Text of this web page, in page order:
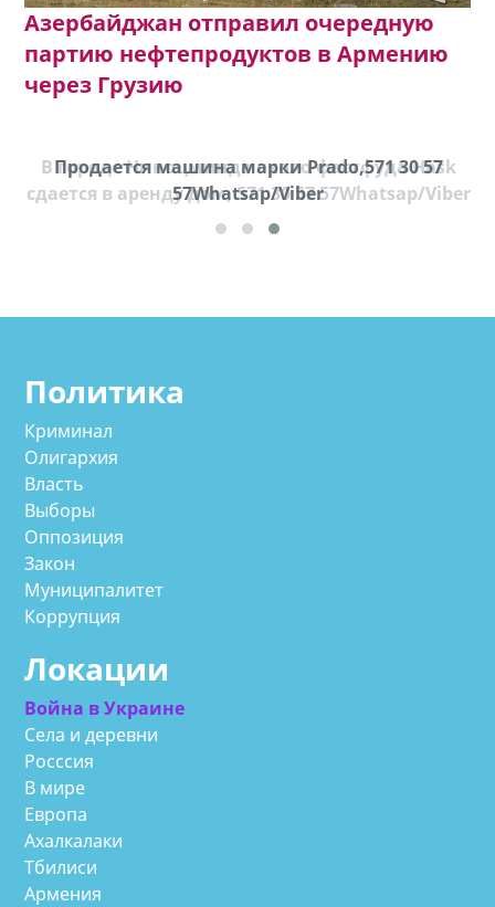
Азербайджан отправил очередную
партию нефтепродуктов в Армению
через Грузию
В городе Ниноцминда около фастфуда Hask
cдается в аренду дом, 571 30 57 57Whatsap/Viber
Продается машина марки Prado,571 30 57
57Whatsap/Viber
Политика
Криминал
Олигархия
Власть
Выборы
Оппозиция
Закон
Муниципалитет
Коррупция
Локации
Война в Украине
Села и деревни
Росссия
В мире
Европа
Ахалкалаки
Тбилиси
Армения